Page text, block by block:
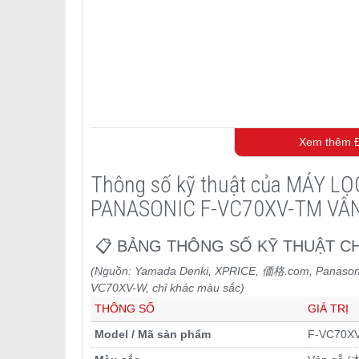
Panasonic F-VC-
japanshop.THT, chúng tôi hiểu rằng không phải ai
không gian sống sạch sẽ và thoải mái. Đó là lý do
từ 2022-2024, trở thành sản phẩm được yêu thích tại
tế, đây là
máy lọc không khí bù ẩm Panasoniclý
Thông số kỹ thuật và tính năng nổi bật củaMáy lọc
Nanoe™ X với 9.6 nghìn tỷ hạt ion mỗi giây :
hydroxyl, đã được Panasonic xác nhận qua nhiều
ăn, thú cưng – giảm 85.6% mùi trong không khí
trong điều kiện phòng thí nghiệm), đồng thời phân
dụng quá trình phun tĩnh điện để biến hơi ẩm
Xem thêm
Thông số kỹ thuật của MÁY
PANASONIC F-VC70XV-TM
📋 BẢNG THÔNG SỐ KỸ THUẬT
(Nguồn: Yamada Denki, XPRICE, 価格.com,
VC70XV-W, chỉ khác màu sắc)
THÔNG SỐ
GIÁ TRỊ
Model / Mã sản phẩm
F-